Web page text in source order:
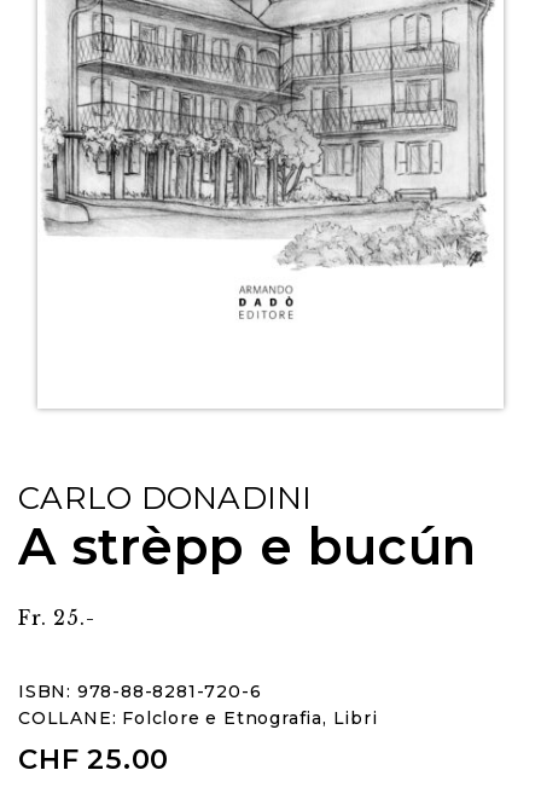
CARLO DONADINI
A strèpp e bucún
Fr. 25.-
ISBN: 978-88-8281-720-6
COLLANE: Folclore e Etnografia, Libri
CHF 25.00